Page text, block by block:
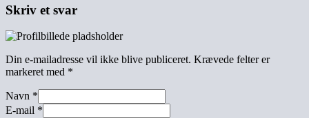
Skriv et svar
Din e-mailadresse vil ikke blive publiceret. Krævede felter er
markeret med *
Navn *
E-mail *